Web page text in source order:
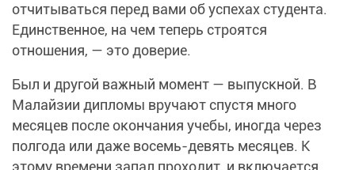
отчитываться перед вами об успехах студента.
Единственное, на чем теперь строятся
отношения, — это доверие.
Был и другой важный момент — выпускной. В
Малайзии дипломы вручают спустя много
месяцев после окончания учебы, иногда через
полгода или даже восемь-девять месяцев. К
этому времени запал проходит, и включается